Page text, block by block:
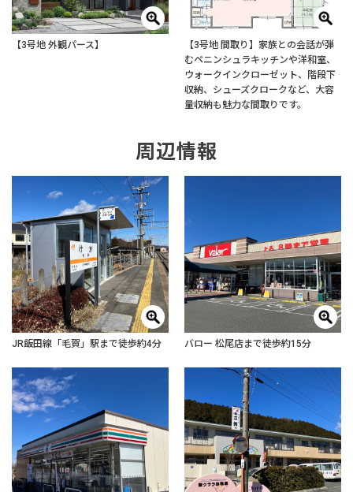
【3号地 外観パース】
【3号地 間取り】家族との会話が弾
むペニンシュラキッチンや洋和室、
ウォークインクローゼット、階段下
収納、シューズクロークなど、大容
量収納も魅力な間取りです。
周辺情報
JR飯田線「毛賀」駅まで徒歩約4分 バロー 松尾店まで徒歩約15分